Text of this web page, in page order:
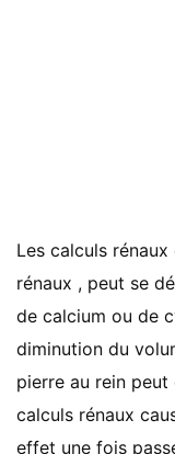
Les calculs
rénaux , peut se
de calcium ou de
diminution du
pierre au rein
calculs rénaux
effet une fois